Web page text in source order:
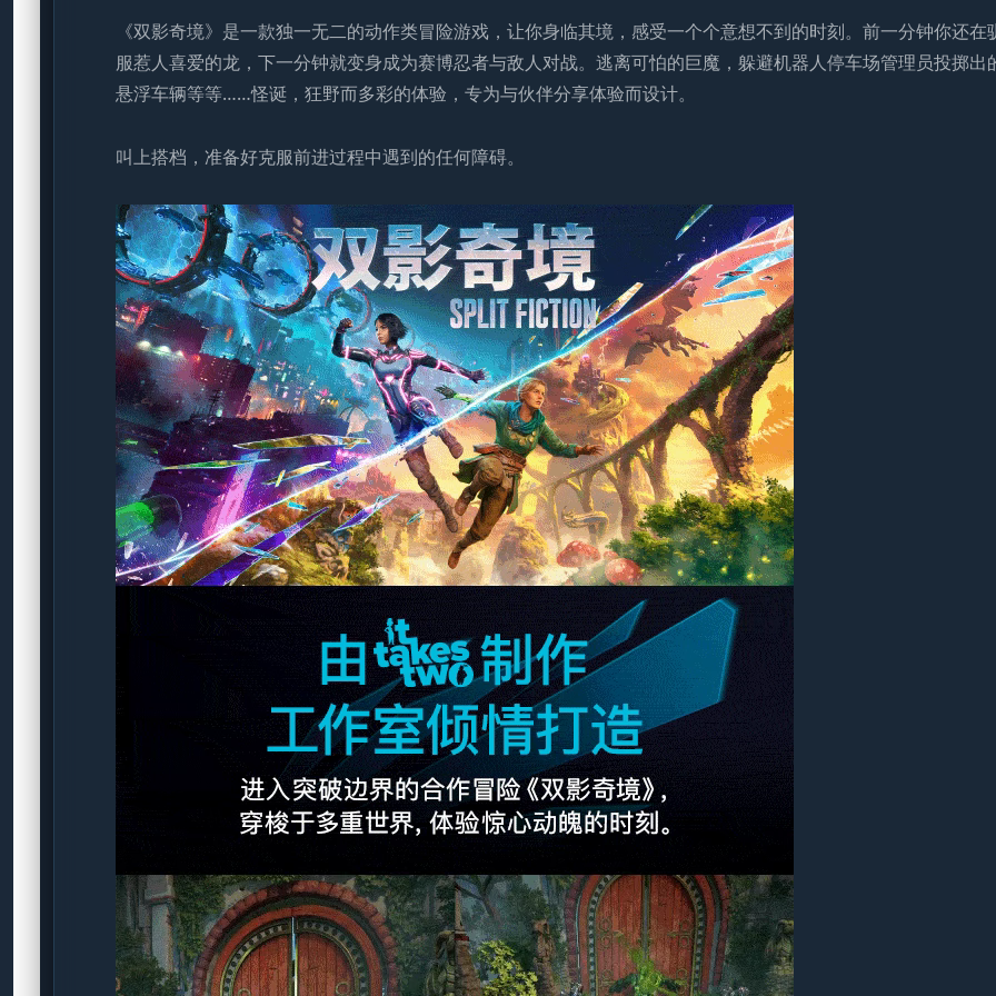
《双影奇境》是一款独一无二的动作类冒险游戏，让你身临其境，感受一个个意想不到的时刻。前一分钟你还在
服惹人喜爱的龙，下一分钟就变身成为赛博忍者与敌人对战。逃离可怕的巨魔，躲避机器人停车场管理员投掷出
悬浮车辆等等……怪诞，狂野而多彩的体验，专为与伙伴分享体验而设计。
叫上搭档，准备好克服前进过程中遇到的任何障碍。